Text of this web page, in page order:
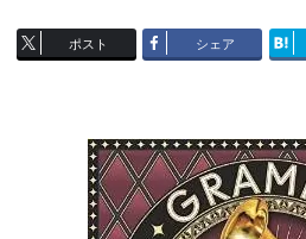
ポスト シェア